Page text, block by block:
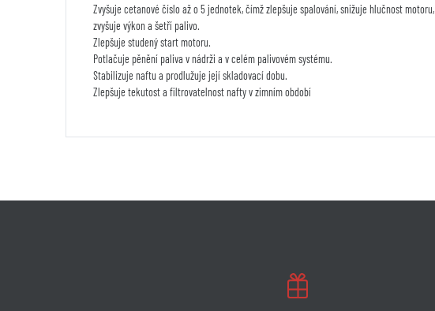
Zvyšuje cetanové číslo až o 5 jednotek, čímž zlepšuje spalování, snižuje hlučnost motoru,
zvyšuje výkon a šetří palivo.
Zlepšuje studený start motoru.
Potlačuje pěnění paliva v nádrži a v celém palivovém systému.
Stabilizuje naftu a prodlužuje její skladovací dobu.
Zlepšuje tekutost a filtrovatelnost nafty v zimním období